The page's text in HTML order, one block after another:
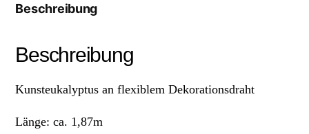
Beschreibung
Beschreibung
Kunsteukalyptus an flexiblem Dekorationsdraht
Länge: ca. 1,87m